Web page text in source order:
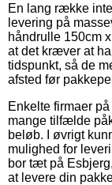
En lang række
levering på
håndrulle 150cm
at det kræver at
tidspunkt, så de
afsted før
Enkelte firmaer
mange tilfælde
beløb. I øvrigt
mulighed for
bor tæt på
at levere din